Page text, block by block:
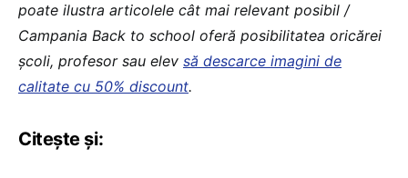
poate ilustra articolele cât mai relevant posibil /
Campania Back to school oferă posibilitatea oricărei
școli, profesor sau elev să descarce imagini de
calitate cu 50% discount.
Citește și: